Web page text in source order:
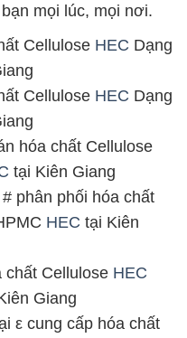
mọi lúc, mọi nơi.
Cellulose HEC Dạng
Cellulose HEC Dạng
hóa chất Cellulose
tại Kiên Giang
phân phối hóa chất
HEC tại Kiên
chất Cellulose HEC
Giang
ε cung cấp hóa chất